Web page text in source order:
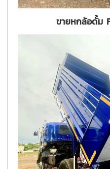
ขายหกล้อดั้ม